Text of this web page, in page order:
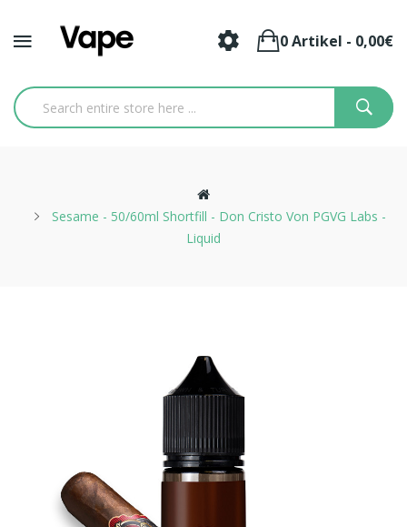
0 Artikel - 0,00€
Sesame - 50/60ml Shortfill - Don Cristo Von PGVG Labs -
Liquid